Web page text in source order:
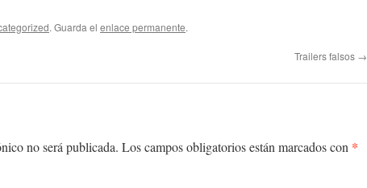
. Guarda el enlace permanente.
Trailers falsos →
no será publicada. Los campos obligatorios están marcados con *